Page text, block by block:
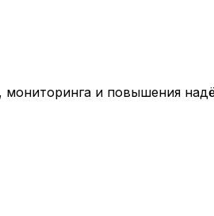
мониторинга и повышения